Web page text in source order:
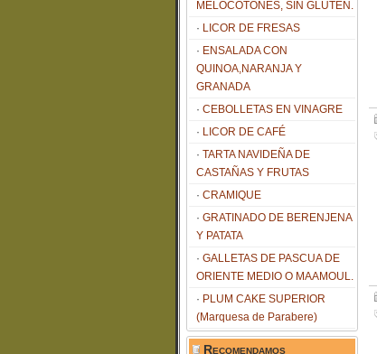
MELOCOTONES, SIN GLUTEN.
LICOR DE FRESAS
ENSALADA CON
QUINOA,NARANJA Y
GRANADA
CEBOLLETAS EN VINAGRE
LICOR DE CAFÉ
TARTA NAVIDEÑA DE
CASTAÑAS Y FRUTAS
CRAMIQUE
GRATINADO DE BERENJENA
Y PATATA
GALLETAS DE PASCUA DE
ORIENTE MEDIO O MAAMOUL.
PLUM CAKE SUPERIOR
(Marquesa de Parabere)
Recomendamos